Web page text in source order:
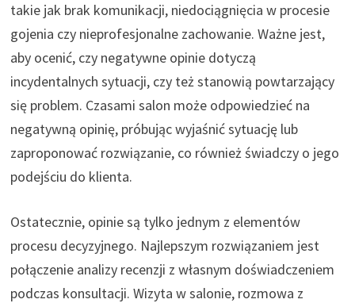
takie jak brak komunikacji, niedociągnięcia w procesie
gojenia czy nieprofesjonalne zachowanie. Ważne jest,
aby ocenić, czy negatywne opinie dotyczą
incydentalnych sytuacji, czy też stanowią powtarzający
się problem. Czasami salon może odpowiedzieć na
negatywną opinię, próbując wyjaśnić sytuację lub
zaproponować rozwiązanie, co również świadczy o jego
podejściu do klienta.
Ostatecznie, opinie są tylko jednym z elementów
procesu decyzyjnego. Najlepszym rozwiązaniem jest
połączenie analizy recenzji z własnym doświadczeniem
podczas konsultacji. Wizyta w salonie, rozmowa z